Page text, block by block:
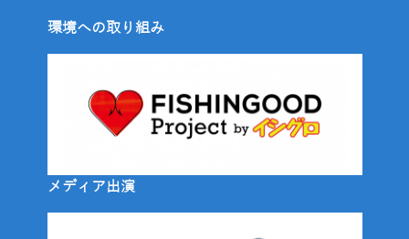
環境への取り組み
メディア出演